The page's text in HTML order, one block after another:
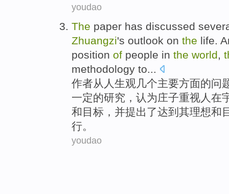
youdao
The paper has discussed
Zhuangzi's outlook on the life.
position of people in the world
methodology to
作者从 人生观 几个主要方面的问
一定的研究，认为庄子重视 人 在
和 目标 ，并提出了达到其理想和
行。
youdao